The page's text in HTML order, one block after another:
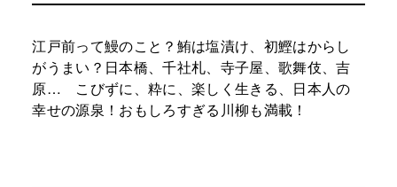
江戸前って鰻のこと？鮪は塩漬け、初鰹はからし
がうまい？日本橋、千社札、寺子屋、歌舞伎、吉
原… こびずに、粋に、楽しく生きる、日本人の
幸せの源泉！おもしろすぎる川柳も満載！